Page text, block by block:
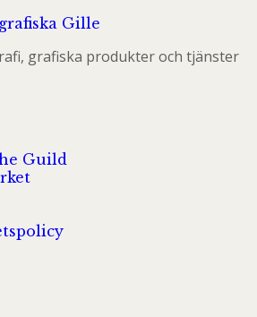
Gille
grafiska produkter och tjänster
Guild